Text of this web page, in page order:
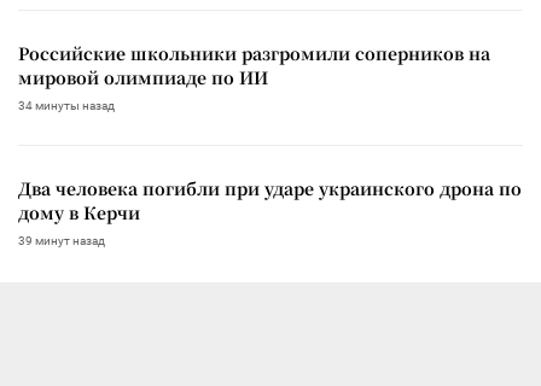
Российские школьники разгромили соперников на
мировой олимпиаде по ИИ
34 минуты назад
Два человека погибли при ударе украинского дрона по
дому в Керчи
39 минут назад